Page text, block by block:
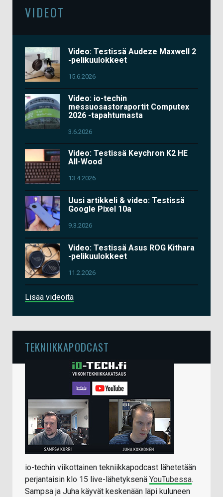
VIDEOT
Video: Testissä Audeze Maxwell 2
-pelikuulokkeet
15.6.2026
Video: io-techin
messuosastoraportit Computex
2026 -tapahtumasta
3.6.2026
Video: Testissä Keychron K2 HE
All-Wood
13.4.2026
Uusi artikkeli & video: Testissä
Google Pixel 10a
9.3.2026
Video: Testissä Asus ROG Kithara
-pelikuulokkeet
11.2.2026
Lisää videoita
TEKNIIKKAPODCAST
io-techin viikottainen tekniikkapodcast lähetetään
perjantaisin klo 15 live-lähetyksenä YouTubessa.
Sampsa ja Juha käyvät keskenään läpi kuluneen